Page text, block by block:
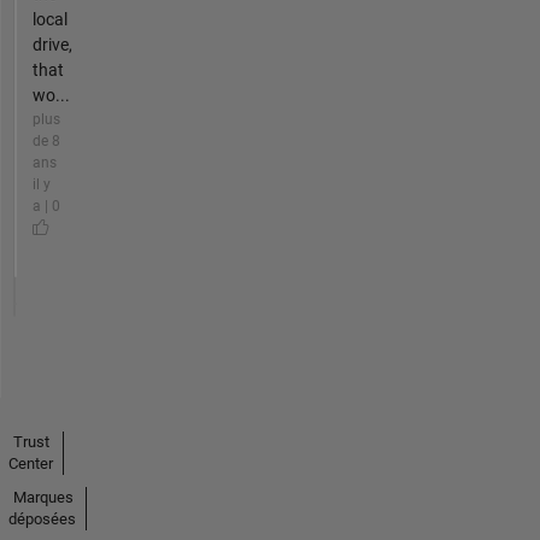
local
drive,
that
wo...
plus
de 8
ans
il y
a | 0
Trust
Center
Marques
déposées